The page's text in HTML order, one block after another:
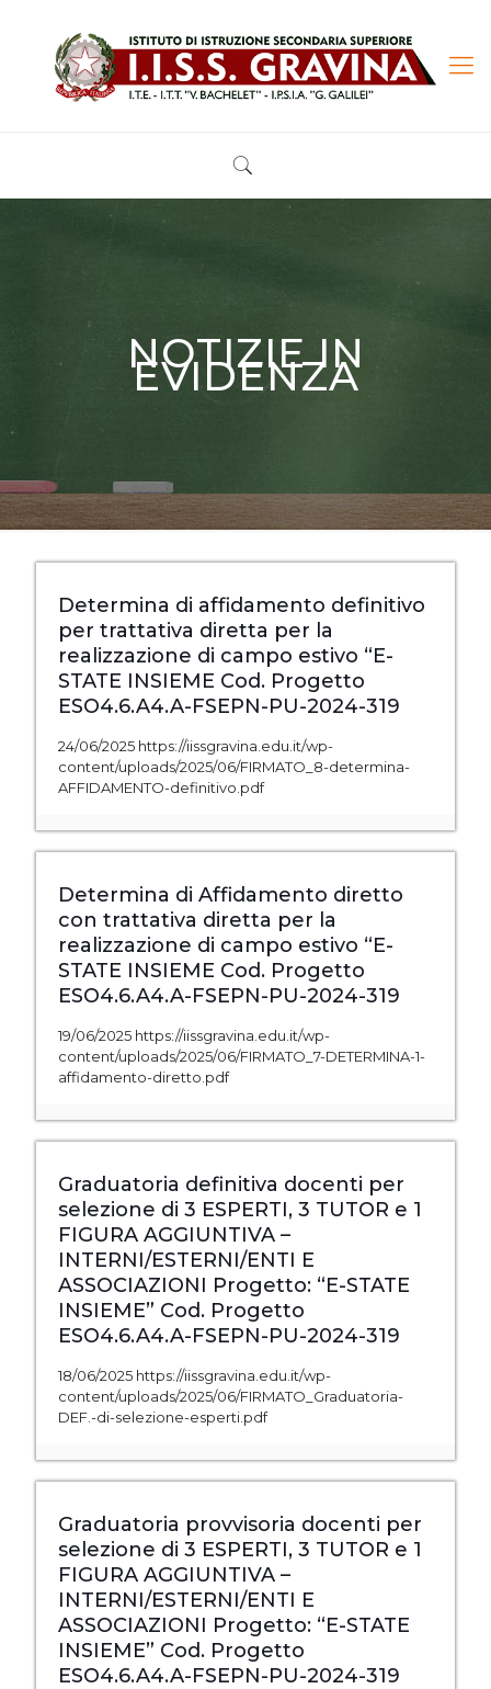
NOTIZIE IN
EVIDENZA
Determina di affidamento definitivo
per trattativa diretta per la
realizzazione di campo estivo “E-
STATE INSIEME Cod. Progetto
ESO4.6.A4.A-FSEPN-PU-2024-319
24/06/2025 https://iissgravina.edu.it/wp-
content/uploads/2025/06/FIRMATO_8-determina-
AFFIDAMENTO-definitivo.pdf
Determina di Affidamento diretto
con trattativa diretta per la
realizzazione di campo estivo “E-
STATE INSIEME Cod. Progetto
ESO4.6.A4.A-FSEPN-PU-2024-319
19/06/2025 https://iissgravina.edu.it/wp-
content/uploads/2025/06/FIRMATO_7-DETERMINA-1-
affidamento-diretto.pdf
Graduatoria definitiva docenti per
selezione di 3 ESPERTI, 3 TUTOR e 1
FIGURA AGGIUNTIVA –
INTERNI/ESTERNI/ENTI E
ASSOCIAZIONI Progetto: “E-STATE
INSIEME” Cod. Progetto
ESO4.6.A4.A-FSEPN-PU-2024-319
18/06/2025 https://iissgravina.edu.it/wp-
content/uploads/2025/06/FIRMATO_Graduatoria-
DEF.-di-selezione-esperti.pdf
Graduatoria provvisoria docenti per
selezione di 3 ESPERTI, 3 TUTOR e 1
FIGURA AGGIUNTIVA –
INTERNI/ESTERNI/ENTI E
ASSOCIAZIONI Progetto: “E-STATE
INSIEME” Cod. Progetto
ESO4.6.A4.A-FSEPN-PU-2024-319